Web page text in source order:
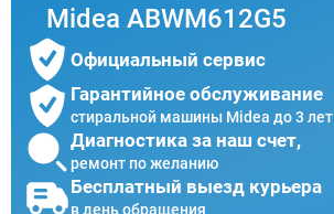
Midea ABWM612G5
Официальный сервис
Гарантийное обслуживание
стиральной машины Midea до 3 лет
Диагностика за наш счет,
ремонт по желанию
Бесплатный выезд курьера
в день обращения